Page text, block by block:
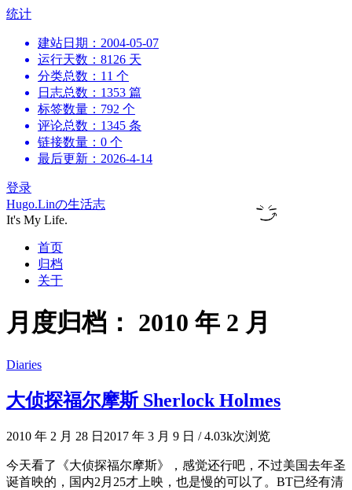
跳
统计
建站日期：2004-05-07
运行天数：8126 天
分类总数：11 个
日志总数：1353 篇
标签数量：792 个
评论总数：1345 条
链接数量：0 个
最后更新：2026-4-14
登录
Hugo.Linの生活志
It's My Life.
首页
归档
关于
月度归档： 2010 年 2 月
Diaries
大侦探福尔摩斯 Sherlock Holmes
2010 年 2 月 28 日 2017 年 3 月 9 日 /4.03k次浏览
今天看了《大侦探福尔摩斯》，感觉还行吧，不过美国去年圣
诞首映的，国内2月25才上映，也是慢的可以了。BT已经有清